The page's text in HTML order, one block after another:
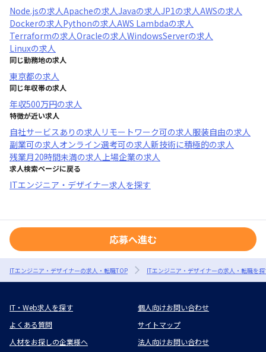
Node.jsの求人Apacheの求人Javaの求人JP1の求人AWSの求人
Dockerの求人Pythonの求人AWS Lambdaの求人
Terraformの求人Oracleの求人WindowsServerの求人
Linuxの求人
同じ勤務地の求人
東京都の求人
同じ年収帯の求人
年収500万円の求人
特徴が近い求人
自社サービスあり の求人 リモートワーク可の求人服装自由の求人
副業可の求人オンライン選考可の求人新技術に積極的の求人
残業月20時間未満の求人上場企業の求人
求人検索ページに戻る
ITエンジニア・デザイナー求人を探す
応募へ進む
ITエンジニア・デザイナーの求人・転職TOP ITエンジニア・デザイナーの求人・転職を
IT・Web求人を探す
個人向けお問い合わせ
よくある質問
サイトマップ
人材をお探しの企業様へ
法人向けお問い合わせ